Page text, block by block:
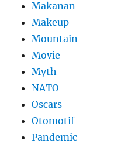
Makanan
Makeup
Mountain
Movie
Myth
NATO
Oscars
Otomotif
Pandemic